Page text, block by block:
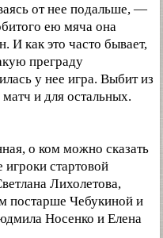
от нее подальше, —
ею мяча она
И как это часто бывает,
преграду
у нее игра. Выбит из
и для остальных.
о ком можно сказать
стартовой
Лихолетова,
Чебукиной и
Носенко и Елена